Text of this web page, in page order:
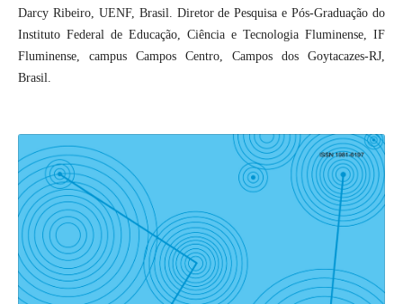
Darcy Ribeiro, UENF, Brasil. Diretor de Pesquisa e Pós-Graduação do
Instituto Federal de Educação, Ciência e Tecnologia Fluminense, IF
Fluminense, campus Campos Centro, Campos dos Goytacazes-RJ,
Brasil.